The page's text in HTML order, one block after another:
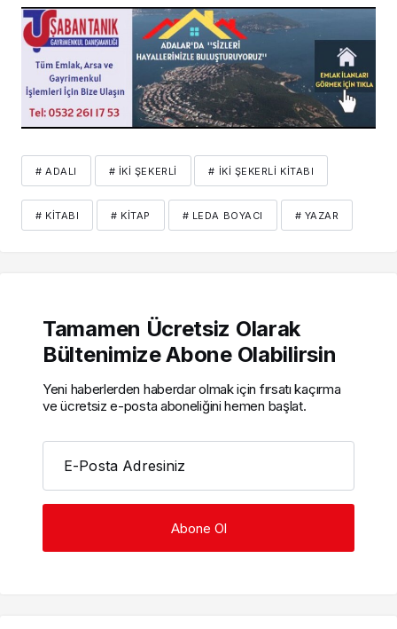
# ADALI # İKI ŞEKERLI # İKI ŞEKERLI KITABI
# KITABI # KITAP # LEDA BOYACI # YAZAR
Tamamen Ücretsiz Olarak
Bültenimize Abone Olabilirsin
Yeni haberlerden haberdar olmak için fırsatı kaçırma
ve ücretsiz e-posta aboneliğini hemen başlat.
E-Posta Adresiniz